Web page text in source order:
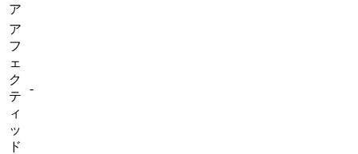
ア
ア
フ
ェ
ク
テ
ィ
ッ
ド
-